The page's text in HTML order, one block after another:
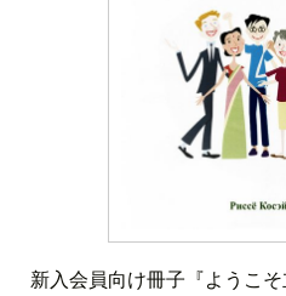
新入会員向け冊子『ようこ